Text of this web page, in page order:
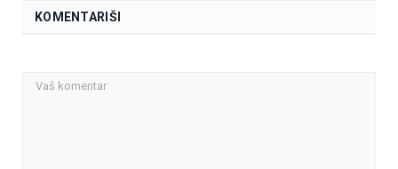
KOMENTARIŠI